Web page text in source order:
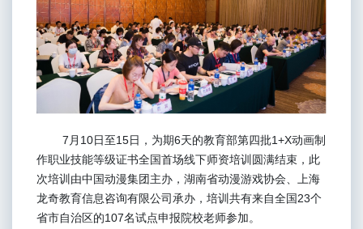
7月10日至15日，为期6天的教育部第四批1+X动画制
作职业技能等级证书全国首场线下师资培训圆满结束，此
次培训由中国动漫集团主办，湖南省动漫游戏协会、上海
龙奇教育信息咨询有限公司承办，培训共有来自全国23个
省市自治区的107名试点申报院校老师参加。